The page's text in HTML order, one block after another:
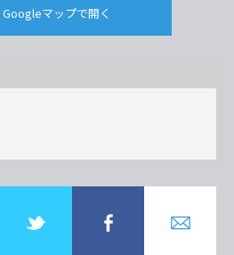
Googleマップで開く